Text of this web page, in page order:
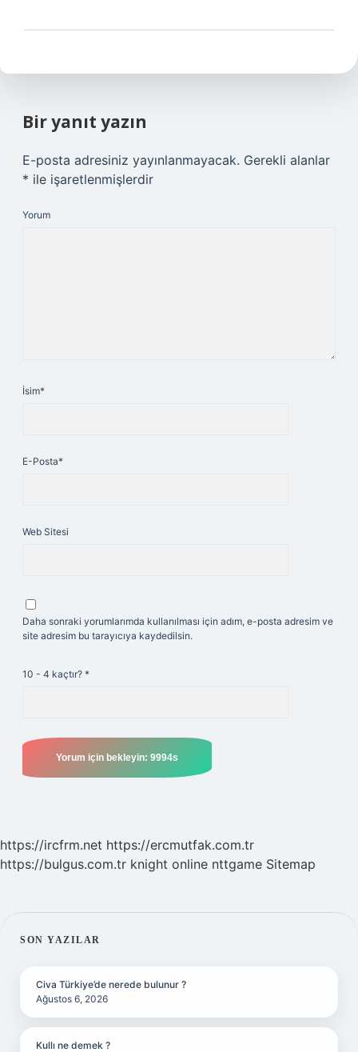
Bir yanıt yazın
E-posta adresiniz yayınlanmayacak. Gerekli alanlar
* ile işaretlenmişlerdir
Yorum
İsim*
E-Posta*
Web Sitesi
Daha sonraki yorumlarımda kullanılması için adım, e-posta adresim ve
site adresim bu tarayıcıya kaydedilsin.
10 - 4 kaçtır? *
https://ircfrm.net https://ercmutfak.com.tr
https://bulgus.com.tr knight online nttgame Sitemap
SIDEBAR
SON YAZILAR
Civa Türkiye’de nerede bulunur ?
Ağustos 6, 2026
Kullı ne demek ?